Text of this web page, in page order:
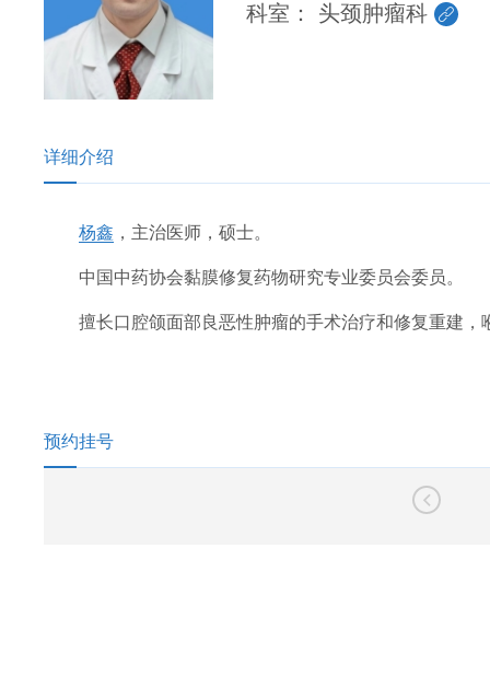
科室： 头颈肿瘤科 
详细介绍
杨鑫 ，主治医师，硕士。
中国中药协会黏膜修复药物研究专业委员会委员。
擅长口腔颌面部良恶性肿瘤的手术治疗和修复重建
预约挂号
